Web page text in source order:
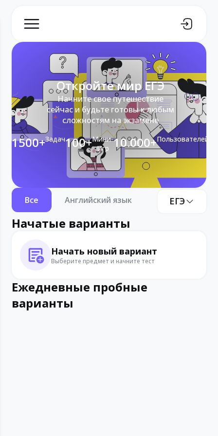
Откройте мир ЕГЭ
Начните свое путешествие
сейчас и будьте готовы к любым
сложностям на экзамене
1500+Задач100+Мини-
Игр 10.000+Пользователей
Все Английский язык Информатика
ЕГЭ
Начатые варианты
Начать новый вариант
Выберите предмет и начните тест
Ежедневные пробные
варианты